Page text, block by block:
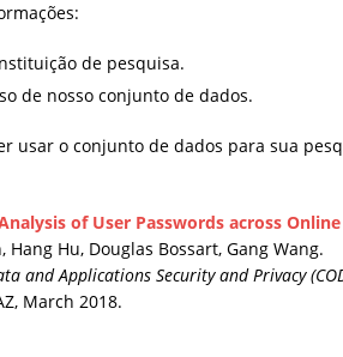
de pesquisa.
de nosso conjunto de dados.
usar o conjunto de dados para sua
of User Passwords across Online
Hang Hu, Douglas Bossart, Gang Wang.
and Applications Security and Privacy
March 2018.